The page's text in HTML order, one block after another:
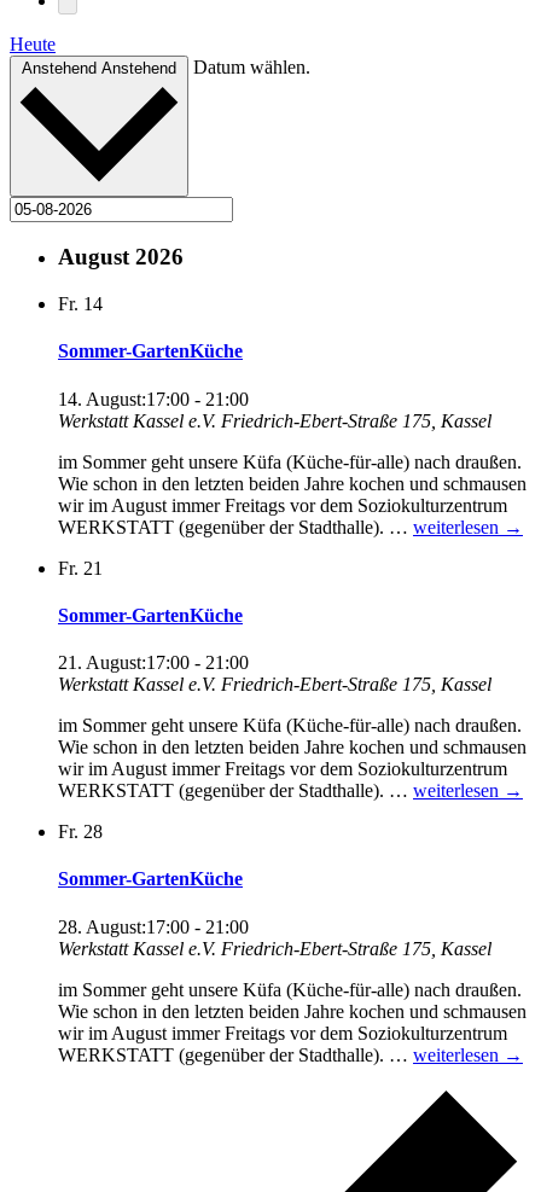
Heute
Anstehend Anstehend Datum wählen.
August 2026
Fr. 14
Sommer-GartenKüche
14. August:17:00 - 21:00
Werkstatt Kassel e.V. Friedrich-Ebert-Straße 175, Kassel
im Sommer geht unsere Küfa (Küche-für-alle) nach draußen.
Wie schon in den letzten beiden Jahre kochen und schmausen
wir im August immer Freitags vor dem Soziokulturzentrum
WERKSTATT (gegenüber der Stadthalle). … Sommer-
weiterlesen →
Fr. 21
Sommer-GartenKüche
21. August:17:00 - 21:00
Werkstatt Kassel e.V. Friedrich-Ebert-Straße 175, Kassel
im Sommer geht unsere Küfa (Küche-für-alle) nach draußen.
Wie schon in den letzten beiden Jahre kochen und schmausen
wir im August immer Freitags vor dem Soziokulturzentrum
WERKSTATT (gegenüber der Stadthalle). … Sommer-
weiterlesen →
Fr. 28
Sommer-GartenKüche
28. August:17:00 - 21:00
Werkstatt Kassel e.V. Friedrich-Ebert-Straße 175, Kassel
im Sommer geht unsere Küfa (Küche-für-alle) nach draußen.
Wie schon in den letzten beiden Jahre kochen und schmausen
wir im August immer Freitags vor dem Soziokulturzentrum
WERKSTATT (gegenüber der Stadthalle). … Sommer-
weiterlesen →